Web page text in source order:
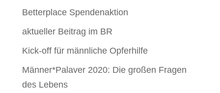
Betterplace Spendenaktion
aktueller Beitrag im BR
Kick-off für männliche Opferhilfe
Männer*Palaver 2020: Die großen Fragen
des Lebens